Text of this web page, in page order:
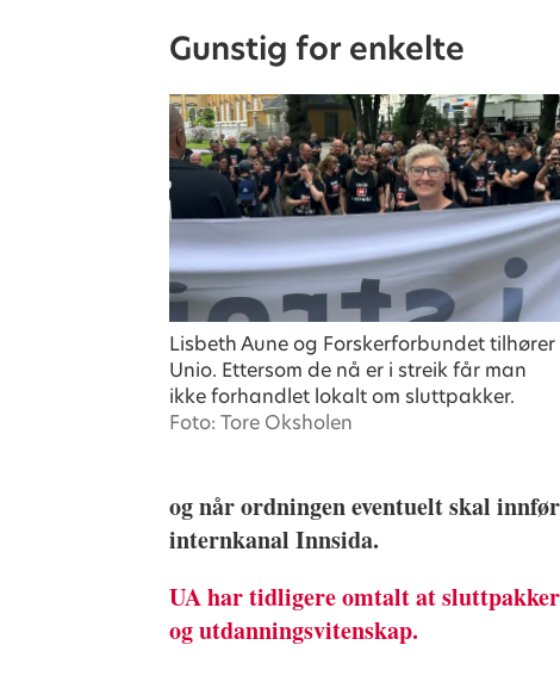
Gunstig for enkelte
Lisbeth Aune og Forskerforbundet tilhører
Unio. Ettersom de nå er i streik får man
ikke forhandlet lokalt om sluttpakker.
Foto: Tore Oksholen
og når ordningen eventuelt skal
internkanal Innsida.
UA har tidligere omtalt at
og utdanningsvitenskap.